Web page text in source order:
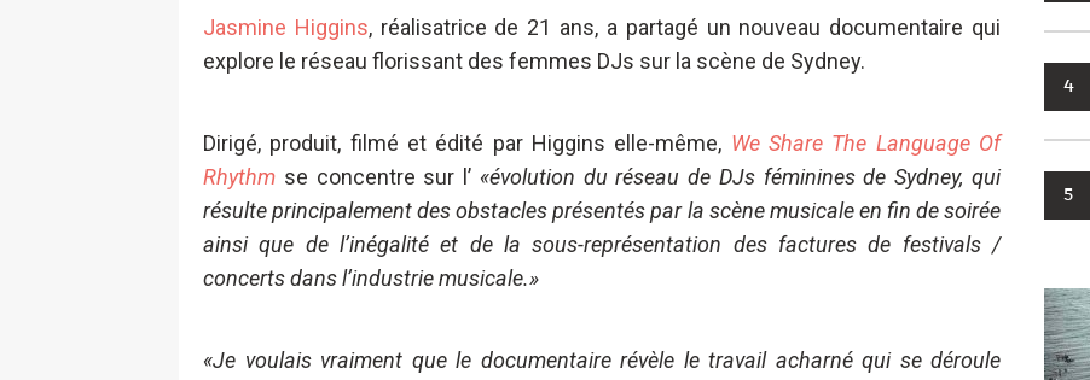
Jasmine Higgins, réalisatrice de 21 ans, a partagé un nouveau documentaire qui
explore le réseau florissant des femmes DJs sur la scène de Sydney.
Dirigé, produit, filmé et édité par Higgins elle-même, We Share The Language Of
Rhythm se concentre sur l’ «évolution du réseau de DJs féminines de Sydney, qui
résulte principalement des obstacles présentés par la scène musicale en fin de soirée
ainsi que de l’inégalité et de la sous-représentation des factures de festivals /
concerts dans l’industrie musicale.»
«Je voulais vraiment que le documentaire révèle le travail acharné qui se déroule
4
5